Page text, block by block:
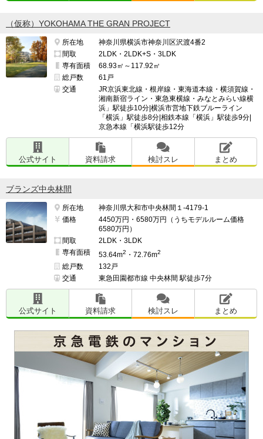
（仮称）YOKOHAMA THE GRAN PROJECT
所在地
神奈川県横浜市神奈川区沢渡4番2
間取
2LDK・2LDK+S・3LDK
専有面積
68.93㎡～117.92㎡
総戸数
61戸
交通
JR京浜東北線・根岸線・東海道本線・横須賀線・
湘南新宿ライン・東急東横線・みなとみらい線横
浜」駅徒歩10分|横浜市営地下鉄ブルーライン
「横浜」駅徒歩8分|相鉄本線「横浜」駅徒歩9分|
京急本線「横浜駅徒歩12分
公式サイト 資料請求 検討スレ まとめ
ブランズ中央林間
所在地
神奈川県大和市中央林間１-4179-1
価格
4450万円・6580万円（うちモデルルーム価格
6580万円）
間取
2LDK・3LDK
専有面積
53.64m2 ・72.76m2
総戸数
132戸
交通
東急田園都市線 中央林間 駅徒歩7分
公式サイト 資料請求 検討スレ まとめ